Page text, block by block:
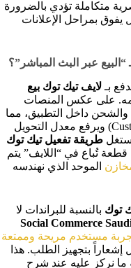
متكاملة تؤدي بالضرورة
يفوق بمراحل الإعلانات
عبر البث المباشر”؟
بـ لايف تيك توك بيع
على عكس المنصات
والشحن داخل التطبيق، مما
يقلل من “احتكاك العميل” (Customer Friction) ويرفع معدل التحويل
طريقة تفعيل تيك توك
تُباع في “اللايف” يتم
الموحد الذي نهندسه
توك بالنسبة للبراندات لا
Social Commerce
مستخدم مريحة وممتعة
إشعاراً بتجهيز الطلب. هذا
ما نركز عليه عند شرح